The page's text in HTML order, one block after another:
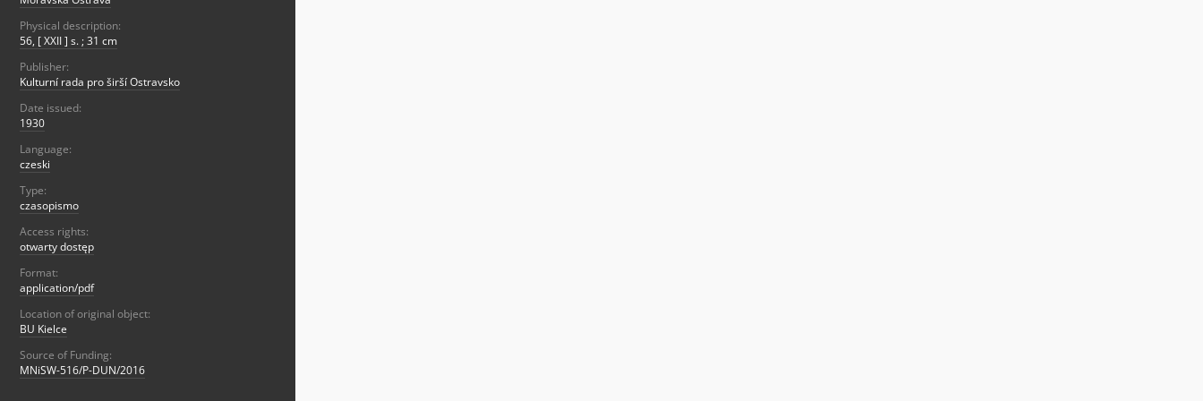
Physical description:
56, [ XXII ] s. ; 31 cm
Publisher:
Kulturní rada pro širší Ostravsko
Date issued:
1930
Language:
czeski
Type:
czasopismo
Access rights:
otwarty dostęp
Format:
application/pdf
Location of original object:
BU Kielce
Source of Funding:
MNiSW-516/P-DUN/2016